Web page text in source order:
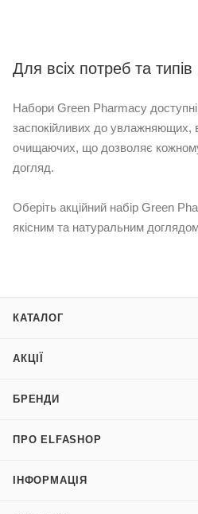
Для всіх потреб та типів
Набори Green Pharmacy доступні
заспокійливих до увлажняющих,
очищаючих, що дозволяє
догляд.
Оберіть акційний набір Green
якісним та натуральним
КАТАЛОГ
АКЦІЇ
БРЕНДИ
ПРО ELFASHOP
ІНФОРМАЦІЯ